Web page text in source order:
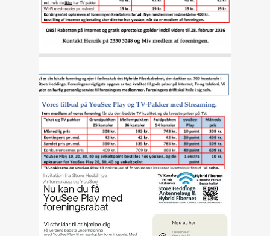
Vil du have 2.000 Mbit internet? - Klik
Vores tilbud på hybrid Fibernet sammen